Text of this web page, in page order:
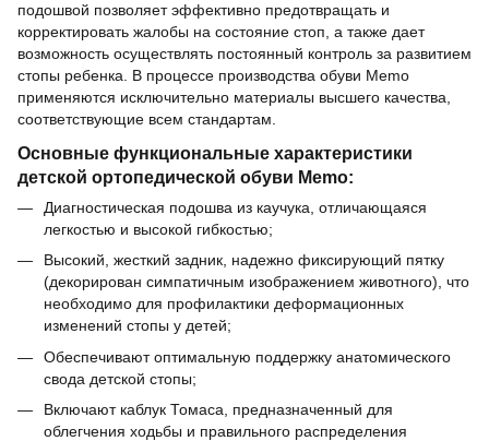
подошвой позволяет эффективно предотвращать и
корректировать жалобы на состояние стоп, а также дает
возможность осуществлять постоянный контроль за развитием
стопы ребенка. В процессе производства обуви Memo
применяются исключительно материалы высшего качества,
соответствующие всем стандартам.
Основные функциональные характеристики
детской ортопедической обуви Memo:
Диагностическая подошва из каучука, отличающаяся
легкостью и высокой гибкостью;
Высокий, жесткий задник, надежно фиксирующий пятку
(декорирован симпатичным изображением животного), что
необходимо для профилактики деформационных
изменений стопы у детей;
Обеспечивают оптимальную поддержку анатомического
свода детской стопы;
Включают каблук Томаса, предназначенный для
облегчения ходьбы и правильного распределения